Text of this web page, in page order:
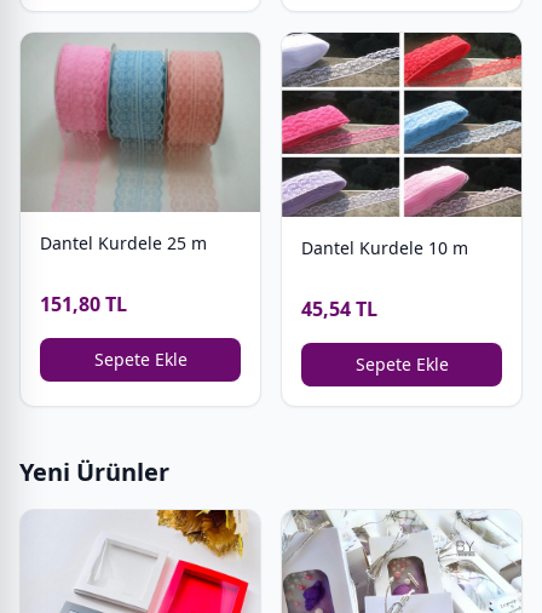
Dantel Kurdele 25 m
151,80 TL
Sepete Ekle
Dantel Kurdele 10 m
45,54 TL
Sepete Ekle
Yeni Ürünler